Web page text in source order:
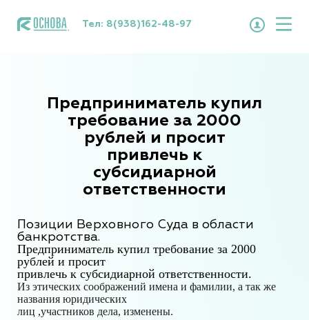
Тел: 8(938)162-48-97
Предприниматель купил
требование за 2000
рублей и просит
привлечь к
субсидиарной
ответственности
Позиции Верховного Суда в области
банкротства.
Предприниматель купил требование за 2000
рублей и просит
привлечь к субсидиарной ответственности.
Из этических соображений имена и фамилии, а так же
названия юридических
лиц ,участников дела, изменены.